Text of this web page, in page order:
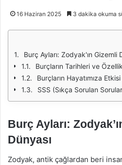
16 Haziran 2025 3 dakika okuma
Burç Ayları: Zodyak'ın Gizemli
Burçların Tarihleri ve
Burçların Hayatımıza Etkisi
SSS (Sıkça Sorulan
Burç Ayları:
Dünyası
Zodyak, antik çağlardan beri